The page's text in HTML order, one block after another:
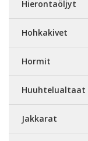
Hierontaöljyt
Hohkakivet
Hormit
Huuhtelualtaat
Jakkarat